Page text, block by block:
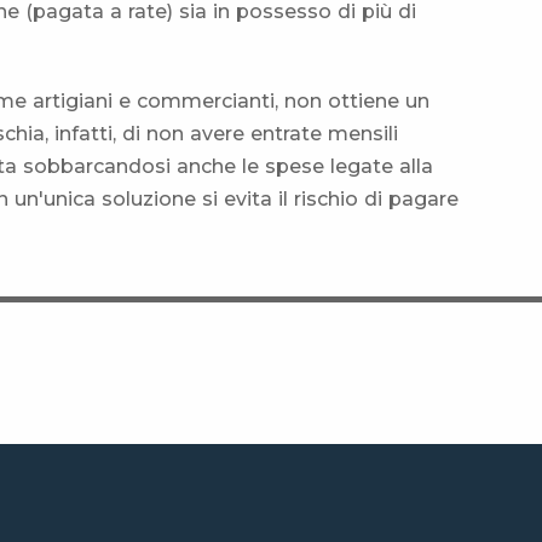
(pagata a rate) sia in possesso di più di
artigiani e commercianti, non ottiene un
infatti, di non avere entrate mensili
sobbarcandosi anche le spese legate alla
un'unica soluzione si evita il rischio di pagare